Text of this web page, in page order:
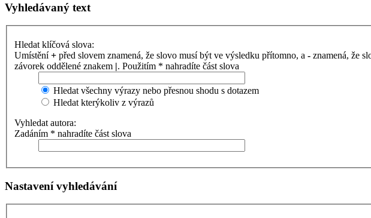
Vyhledávaný text
Hledat klíčová slova:
Umístění+ před slovem znamená, že slovo musí být ve výsledku přítomno, a - znamená, že
závorek oddělené znakem |. Použitím * nahradíte část slova
Hledat všechny výrazy nebo přesnou shodu s dotazem
Hledat kterýkoliv z výrazů
Vyhledat autora:
Zadáním * nahradíte část slova
Nastavení vyhledávání